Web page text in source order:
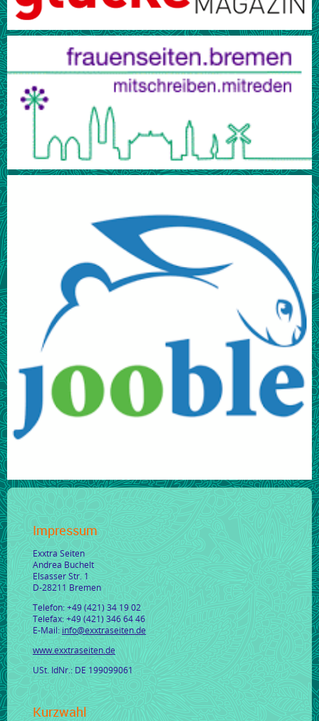
Impressum
Exxtra Seiten
Andrea Buchelt
Elsasser Str. 1
D-28211 Bremen
Telefon: +49 (421) 34 19 02
Telefax: +49 (421) 346 64 46
E-Mail: info@exxtraseiten.de
www.exxtraseiten.de
USt. IdNr.: DE 199099061
Kurzwahl